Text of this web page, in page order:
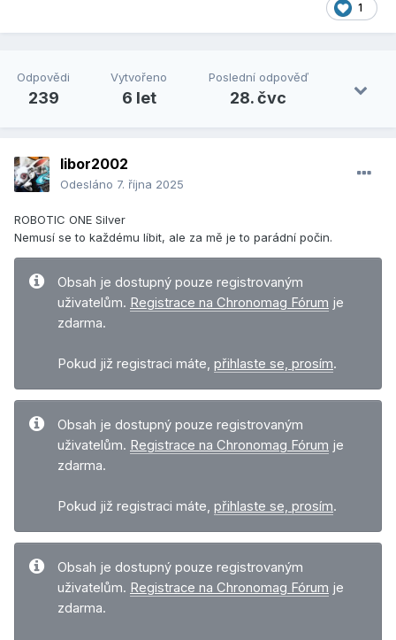
1
Odpovědi
239
Vytvořeno
6 let
Poslední odpověď
28. čvc
libor2002
Odesláno 7. října 2025
ROBOTIC ONE Silver
Nemusí se to každému líbit, ale za mě je to parádní počin.
Obsah je dostupný pouze registrovaným
uživatelům. Registrace na Chronomag Fórum je
zdarma.
Pokud již registraci máte, přihlaste se, prosím.
Obsah je dostupný pouze registrovaným
uživatelům. Registrace na Chronomag Fórum je
zdarma.
Pokud již registraci máte, přihlaste se, prosím.
Obsah je dostupný pouze registrovaným
uživatelům. Registrace na Chronomag Fórum je
zdarma.